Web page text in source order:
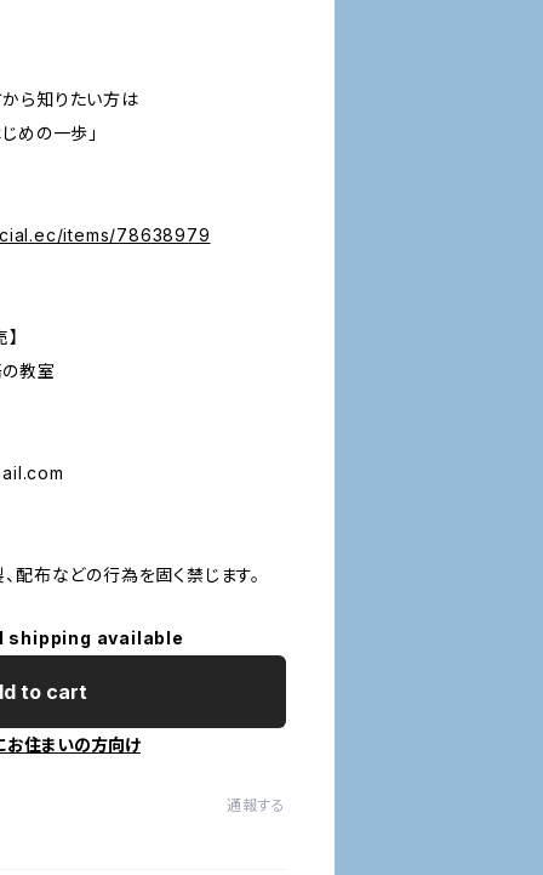
ら知りたい方は
めの一歩」
items/78638979
の教室
配布などの行為を固く禁じます。
shipping available
to cart
お住まいの方向け
通報する